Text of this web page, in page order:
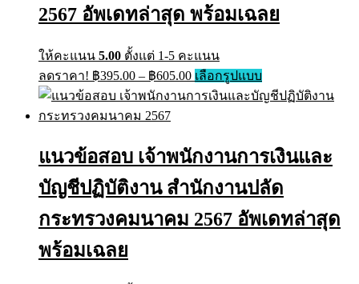
on
the
2567 อัพเดทล่าสุด พร้อมเฉลย
ให้คะแนน 5.00 ตั้งแต่ 1-5 คะแนน
ลดราคา! ฿395.00 – ฿605.00Price
range:
฿395.00
เลือกรูปแบบThis
product
has
The
options
be
chosen
on
the
แนวข้อสอบ เจ้าพนักงานการเงินและ
บัญชีปฏิบัติงาน สำนักงานปลัด
กระทรวงคมนาคม 2567 อัพเดทล่าสุด
พร้อมเฉลย